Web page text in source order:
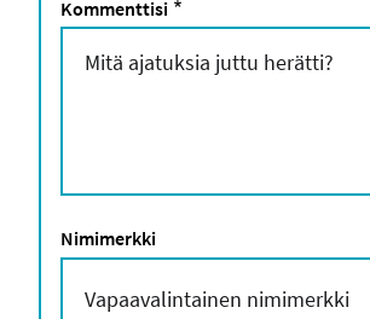
Kommenttisi *
Nimimerkki